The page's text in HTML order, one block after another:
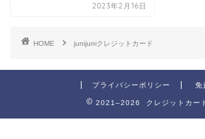
2023年2月16日
HOME junijuniクレジットカード
プライバシーポリシー 免
2021–2026 クレジットカー